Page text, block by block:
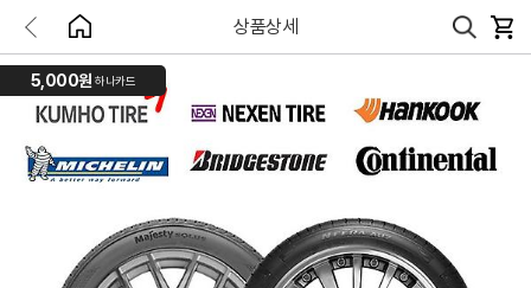
상품상세
5,000원 하나카드